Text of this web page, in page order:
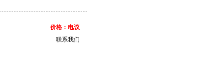
价格：电议
联系我们